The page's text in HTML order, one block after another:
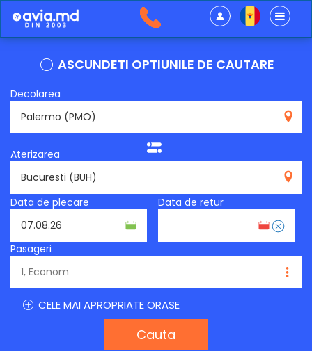
ASCUNDETI OPTIUNILE DE CAUTARE
Decolarea
Aterizarea
Data de plecare
Data de retur
Pasageri
CELE MAI APROPRIATE ORASE
Cauta